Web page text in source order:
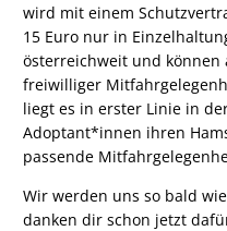
wird mit einem
15 Euro nur in
österreichweit und können
freiwilliger
liegt es in erster Linie in
Adoptant*innen ihren
passende
Wir werden uns so bald
danken dir schon jetzt